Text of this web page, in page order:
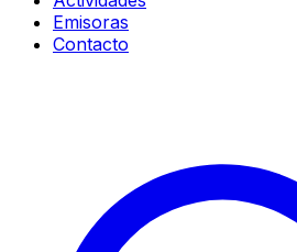
Emisoras
Contacto